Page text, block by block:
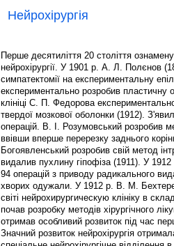
Нейрохірургія
Перше десятиліття 20 століття
нейрохірургії. У 1901 р. А. Л. Полєнов
симпатектомії на експериментальну
експериментально розробив пластичну
клініці С. П. Федорова
твердої мозкової оболонки (1912).
операцій. В. І. Розумовський розробив
ввівши вперше перерезку заднього
Богоявленський розробив свій метод
видалив пухлину гіпофіза (1911). У
94 операцій з приводу радикального
хворих одужали. У 1912 р. В. М.
світі нейрохирургическую клініку в
почав розробку методів хірургічного
отримав особливий розвиток під час
Значний розвиток нейрохірургія